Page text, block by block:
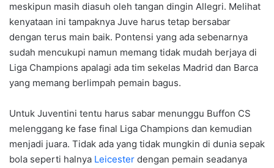
meskipun masih diasuh oleh tangan dingin Allegri. Melihat
kenyataan ini tampaknya Juve harus tetap bersabar
dengan terus main baik. Pontensi yang ada sebenarnya
sudah mencukupi namun memang tidak mudah berjaya di
Liga Champions apalagi ada tim sekelas Madrid dan Barca
yang memang berlimpah pemain bagus.
Untuk Juventini tentu harus sabar menunggu Buffon CS
melenggang ke fase final Liga Champions dan kemudian
menjadi juara. Tidak ada yang tidak mungkin di dunia sepak
bola seperti halnya Leicester dengan pemain seadanya